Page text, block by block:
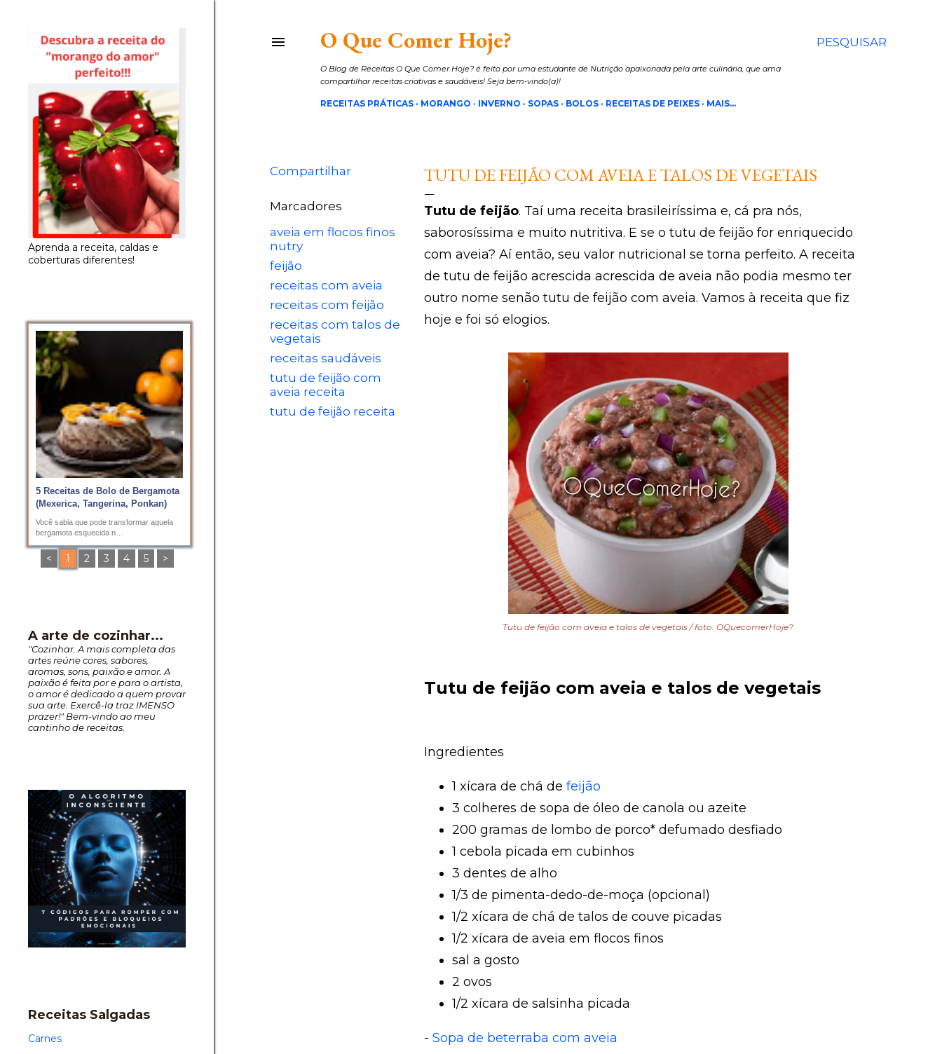
PESQUISAR
O Que Comer Hoje?
O Blog de Receitas O Que Comer Hoje? é feito por uma estudante de Nutrição apaixonada pela arte culinária, que ama
compartilhar receitas criativas e saudáveis! Seja bem-vindo(a)!
RECEITAS PRÁTICAS MORANGO INVERNO SOPAS BOLOS RECEITAS DE PEIXES MAIS…
Compartilhar
Marcadores
aveia em flocos finos
nutry
feijão
receitas com aveia
receitas com feijão
receitas com talos de
vegetais
receitas saudáveis
tutu de feijão com
aveia receita
tutu de feijão receita
TUTU DE FEIJÃO COM AVEIA E TALOS DE VEGETAIS
Tutu de feijão. Taí uma receita brasileiríssima e, cá pra nós,
saborosíssima e muito nutritiva. E se o tutu de feijão for enriquecido
com aveia? Aí então, seu valor nutricional se torna perfeito. A receita
de tutu de feijão acrescida acrescida de aveia não podia mesmo ter
outro nome senão tutu de feijão com aveia. Vamos à receita que fiz
hoje e foi só elogios.
Tutu de feijão com aveia e talos de vegetais / foto: OQuecomerHoje?
Tutu de feijão com aveia e talos de vegetais
Ingredientes
1 xícara de chá de feijão
3 colheres de sopa de óleo de canola ou azeite
200 gramas de lombo de porco* defumado desfiado
1 cebola picada em cubinhos
3 dentes de alho
1/3 de pimenta-dedo-de-moça (opcional)
1/2 xícara de chá de talos de couve picadas
1/2 xícara de aveia em flocos finos
sal a gosto
2 ovos
1/2 xícara de salsinha picada
- Sopa de beterraba com aveia
Aprenda a receita, caldas e
coberturas diferentes!
5 Receitas de Bolo de Bergamota
(Mexerica, Tangerina, Ponkan)
Você sabia que pode transformar aquela
bergamota esquecida n…
< 1 2 3 4 5 >
A arte de cozinhar...
"Cozinhar. A mais completa das
artes reúne cores, sabores,
aromas, sons, paixão e amor. A
paixão é feita por e para o artista,
o amor é dedicado a quem provar
sua arte. Exercê-la traz IMENSO
prazer!" Bem-vindo ao meu
cantinho de receitas.
Receitas Salgadas
Carnes